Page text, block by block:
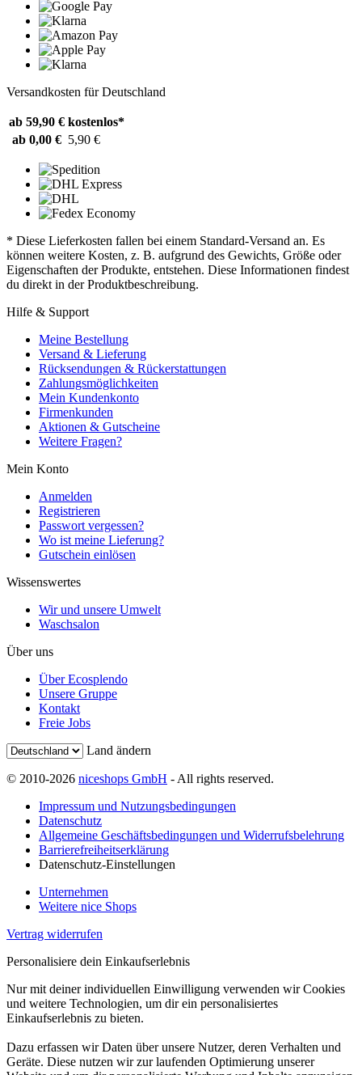
Versandkosten für Deutschland
ab 59,90 € kostenlos*
ab 0,00 € 5,90 €
* Diese Lieferkosten fallen bei einem Standard-Versand an. Es
können weitere Kosten, z. B. aufgrund des Gewichts, Größe oder
Eigenschaften der Produkte, entstehen. Diese Informationen findest
du direkt in der Produktbeschreibung.
Hilfe & Support
Meine Bestellung
Versand & Lieferung
Rücksendungen & Rückerstattungen
Zahlungsmöglichkeiten
Mein Kundenkonto
Firmenkunden
Aktionen & Gutscheine
Weitere Fragen?
Mein Konto
Anmelden
Registrieren
Passwort vergessen?
Wo ist meine Lieferung?
Gutschein einlösen
Wissenswertes
Wir und unsere Umwelt
Waschsalon
Über uns
Über Ecosplendo
Unsere Gruppe
Kontakt
Freie Jobs
Land ändern
© 2010-2026 niceshops GmbH - All rights reserved.
Impressum und Nutzungsbedingungen
Datenschutz
Allgemeine Geschäftsbedingungen und Widerrufsbelehrung
Barrierefreiheitserklärung
Datenschutz-Einstellungen
Unternehmen
Weitere nice Shops
Vertrag widerrufen
Personalisiere dein Einkaufserlebnis
Nur mit deiner individuellen Einwilligung verwenden wir Cookies
und weitere Technologien, um dir ein personalisiertes
Einkaufserlebnis zu bieten.
Dazu erfassen wir Daten über unsere Nutzer, deren Verhalten und
Geräte. Diese nutzen wir zur laufenden Optimierung unserer